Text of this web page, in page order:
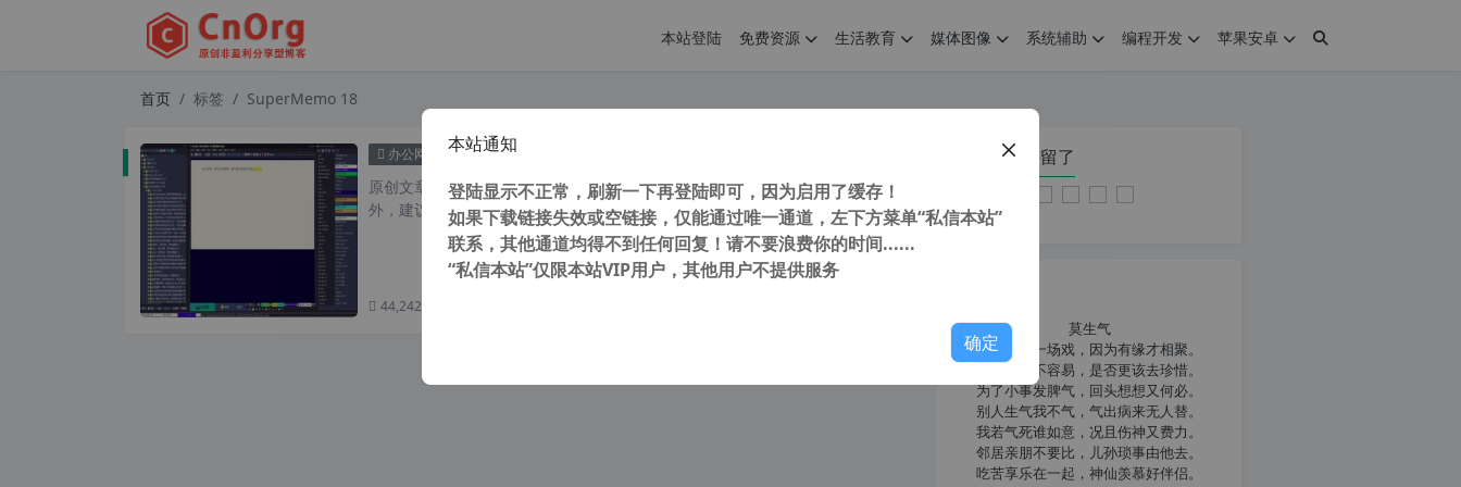
本站登陆 免费资源 生活教育 媒体图像 系统辅助 编程开发 苹果安卓
首页 标签 SuperMemo 18
办公网络 SuperMemo 18 v1.3.1 (超级记忆神器) 汉化破解版 中文懒人包
原创文章，转载请注明： 转载自cnorg.12hp.de 注意：由于网站空间位于国
外，建议避开晚上的访问高峰期...
44,242 次浏览
您在本页停留了
莫生气
人生就像一场戏，因为有缘才相聚。
相扶到老不容易，是否更该去珍惜。
为了小事发脾气，回头想想又何必。
别人生气我不气，气出病来无人替。
我若气死谁如意，况且伤神又费力。
邻居亲朋不要比，儿孙琐事由他去。
吃苦享乐在一起，神仙羡慕好伴侣。
本站通知
登陆显示不正常，刷新一下再登陆即可，因为启用了缓存！
如果下载链接失效或空链接，仅能通过唯一通道，左下方菜单“私信本站”
联系，其他通道均得不到任何回复！请不要浪费你的时间......
“私信本站”仅限本站VIP用户，其他用户不提供服务
确定